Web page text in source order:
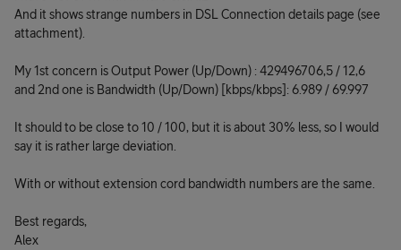
And it shows strange numbers in DSL Connection details page (see
attachment).
My 1st concern is Output Power (Up/Down) : 429496706,5 / 12,6
and 2nd one is Bandwidth (Up/Down) [kbps/kbps]: 6.989 / 69.997
It should to be close to 10 / 100, but it is about 30% less, so I would
say it is rather large deviation.
With or without extension cord bandwidth numbers are the same.
Best regards,
Alex